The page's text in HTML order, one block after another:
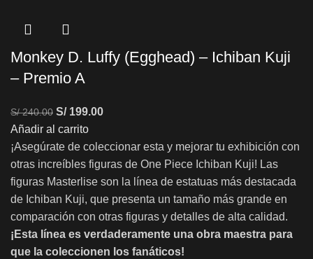
Monkey D. Luffy (Egghead) – Ichiban Kuji
– Premio A
S/240.00 S/199.00
Añadir al carrito
¡Asegúrate de coleccionar esta y mejorar tu exhibición con
otras increíbles figuras de One Piece Ichiban Kuji! Las
figuras Masterlise son la línea de estatuas más destacada
de Ichiban Kuji, que presenta un tamaño más grande en
comparación con otras figuras y detalles de alta calidad.
¡Esta línea es verdaderamente una obra maestra para
que la coleccionen los fanáticos!